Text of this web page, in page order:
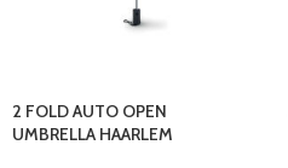
2 FOLD AUTO OPEN
UMBRELLA HAARLEM